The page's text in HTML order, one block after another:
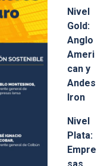
Nivel
Gold:
Anglo
Ameri
can y
Andes
Iron
Nivel
Plata:
Empre